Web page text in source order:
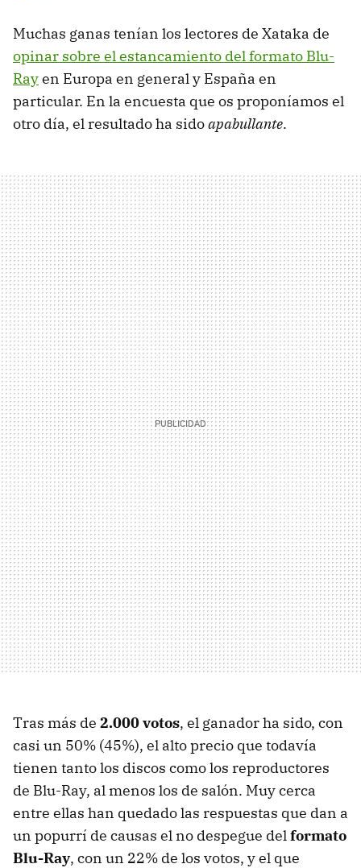
Muchas ganas tenían los lectores de Xataka de
opinar sobre el estancamiento del formato Blu-
Rayen Europa en general y España en
particular. En la encuesta que os proponíamos el
otro día, el resultado ha sidoapabullante.
Tras más de 2.000 votos, el ganador ha sido, con
casi un 50% (45%), el alto precio que todavía
tienen tanto los discos como los reproductores
de Blu-Ray, al menos los de salón. Muy cerca
entre ellas han quedado las respuestas que dan a
un popurrí de causas el no despegue del formato
Blu-Ray, con un 22% de los votos, y el que